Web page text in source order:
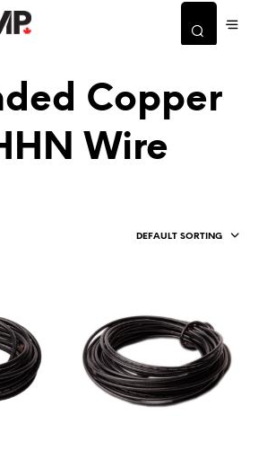
Copper
Wire
DEFAULT SORTING